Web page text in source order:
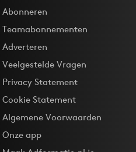
Abonneren
Teamabonnementen
Adverteren
Veelgestelde Vragen
Privacy Statement
Cookie Statement
Algemene Voorwaarden
Onze app